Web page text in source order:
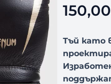
150,00
Тъй като